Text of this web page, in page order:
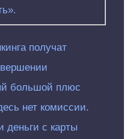
получат
большой плюс
нет комиссии.
деньги с карты